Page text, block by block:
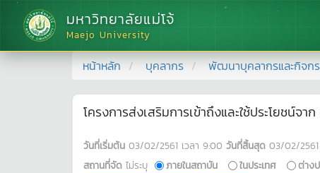
มหาวิทยาลัยแม่โจ้
Maejo University
หน้าหลัก บุคลากร พัฒนาบุคลากรและกิจก
โครงการส่งเสริมการเข้าถึงและใช้ประโยชน์จ
วันที่เริ่มต้น 03/02/2561 เวลา 9:00 วันที่สิ้นสุด 03/02/2561
สถานที่จัด ไม่ระบุ ภายในสถาบัน ในประเทศ ต่าง